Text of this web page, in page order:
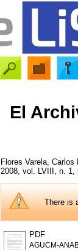
El
Flores Varela, Carlos
2008, vol. LVIII, n. 1,
There is
PDF
AGUCM-